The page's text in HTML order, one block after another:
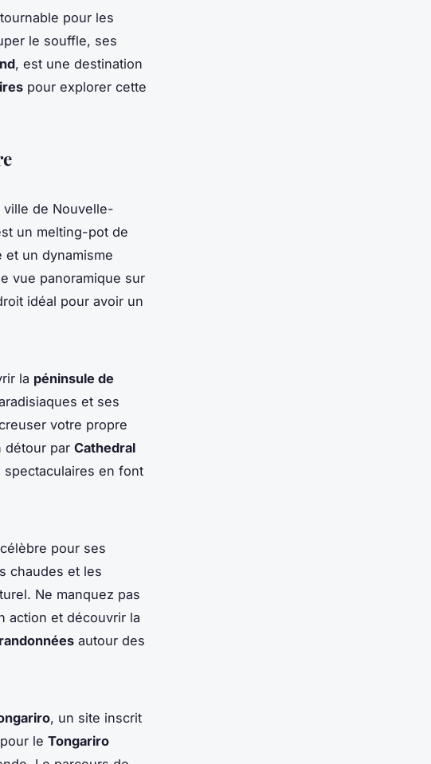
pour les
le souffle, ses
, est une destination
pour explorer cette
ville de Nouvelle-
un melting-pot de
un dynamisme
vue panoramique sur
idéal pour avoir un
la péninsule de
et ses
votre propre
détour par Cathedral
en font
pour ses
chaudes et les
Ne manquez pas
action et découvrir la
randonnées autour des
, un site inscrit
le Tongariro